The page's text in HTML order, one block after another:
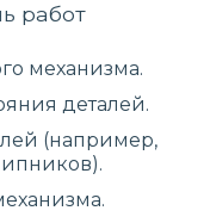
работ
механизма.
деталей.
(например,